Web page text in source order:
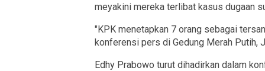
meyakini mereka terlibat kasus dugaan
"KPK menetapkan 7 orang sebagai
konferensi pers di Gedung Merah Putih,
Edhy Prabowo turut dihadirkan dalam